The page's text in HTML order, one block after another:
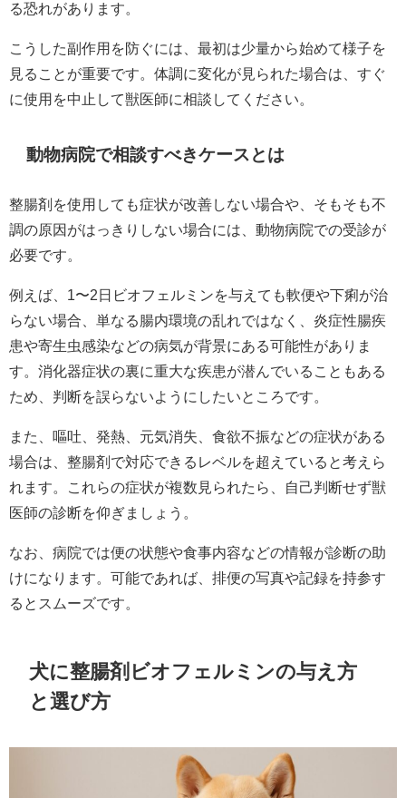
る恐れがあります。
こうした副作用を防ぐには、最初は少量から始めて様子を
見ることが重要です。体調に変化が見られた場合は、すぐ
に使用を中止して獣医師に相談してください。
動物病院で相談すべきケースとは
整腸剤を使用しても症状が改善しない場合や、そもそも不
調の原因がはっきりしない場合には、動物病院での受診が
必要です。
例えば、1〜2日ビオフェルミンを与えても軟便や下痢が治
らない場合、単なる腸内環境の乱れではなく、炎症性腸疾
患や寄生虫感染などの病気が背景にある可能性がありま
す。消化器症状の裏に重大な疾患が潜んでいることもある
ため、判断を誤らないようにしたいところです。
また、嘔吐、発熱、元気消失、食欲不振などの症状がある
場合は、整腸剤で対応できるレベルを超えていると考えら
れます。これらの症状が複数見られたら、自己判断せず獣
医師の診断を仰ぎましょう。
なお、病院では便の状態や食事内容などの情報が診断の助
けになります。可能であれば、排便の写真や記録を持参す
るとスムーズです。
犬に整腸剤ビオフェルミンの与え方
と選び方